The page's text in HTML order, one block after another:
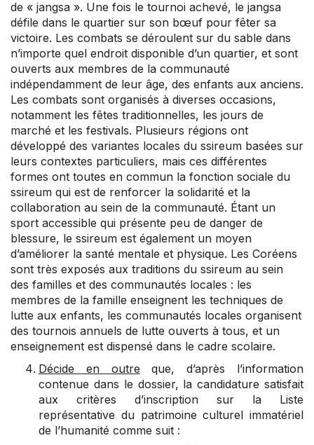
de « jangsa ». Une fois le tournoi achevé, le jangsa
défile dans le quartier sur son bœuf pour fêter sa
victoire. Les combats se déroulent sur du sable dans
n’importe quel endroit disponible d’un quartier, et sont
ouverts aux membres de la communauté
indépendamment de leur âge, des enfants aux anciens.
Les combats sont organisés à diverses occasions,
notamment les fêtes traditionnelles, les jours de
marché et les festivals. Plusieurs régions ont
développé des variantes locales du ssireum basées sur
leurs contextes particuliers, mais ces différentes
formes ont toutes en commun la fonction sociale du
ssireum qui est de renforcer la solidarité et la
collaboration au sein de la communauté. Étant un
sport accessible qui présente peu de danger de
blessure, le ssireum est également un moyen
d’améliorer la santé mentale et physique. Les Coréens
sont très exposés aux traditions du ssireum au sein
des familles et des communautés locales : les
membres de la famille enseignent les techniques de
lutte aux enfants, les communautés locales organisent
des tournois annuels de lutte ouverts à tous, et un
enseignement est dispensé dans le cadre scolaire.
Décide en outre que, d’après l’information
contenue dans le dossier, la candidature satisfait
aux critères d’inscription sur la Liste
représentative du patrimoine culturel immatériel
de l’humanité comme suit :